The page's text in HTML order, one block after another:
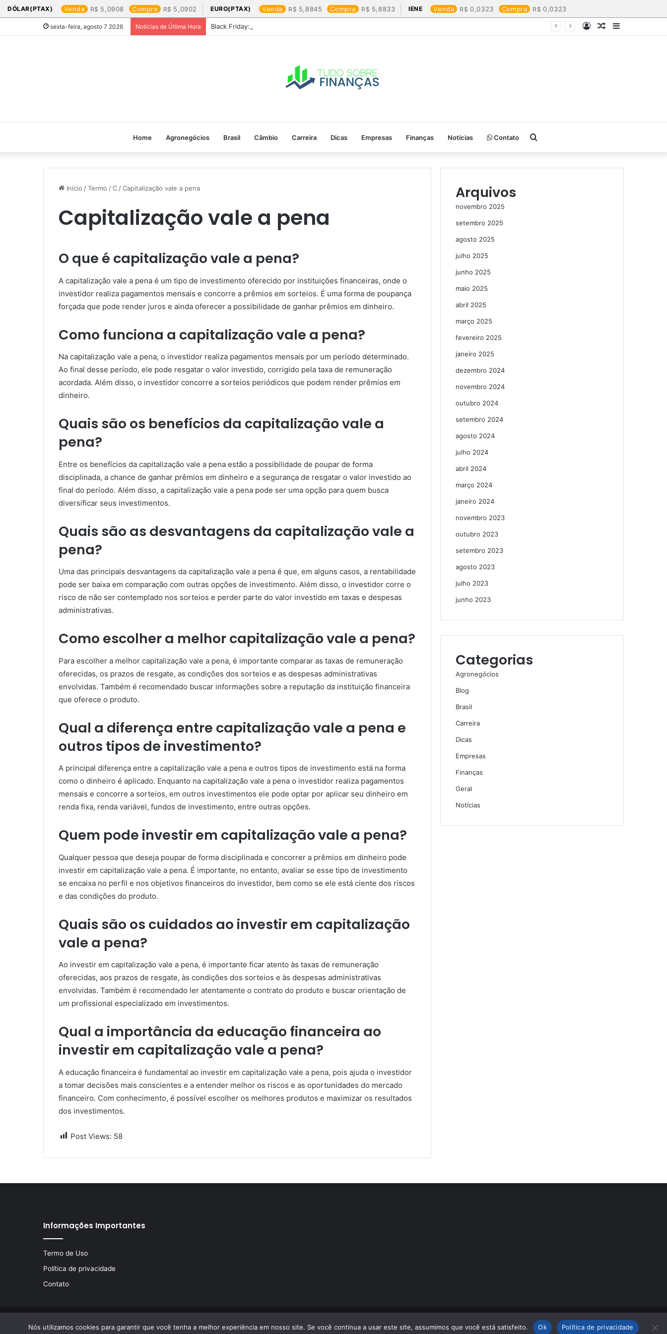
DÓLAR(PTAX) Venda 5,0908 Compra 5,0902 EURO(PTAX) Venda 5,8845 Compra 5,8833 IENE Venda 0,0323 Compra 0,0323
sexta-feira, agosto 7 2026 Notícias de Última Hora Black Friday: os produtos que mais valem a pena
Barra
Artigo
Entrar
Home Agronegócios Brasil Câmbio Carreira Dicas Empresas Finanças Notícias Contato Procurar
por
Início /Termo /C /Capitalização vale a pena
Capitalização vale a pena
O que é capitalização vale a pena?
A capitalização vale a pena é um tipo de investimento oferecido por instituições financeiras, onde o
investidor realiza pagamentos mensais e concorre a prêmios em sorteios. É uma forma de poupança
forçada que pode render juros e ainda oferecer a possibilidade de ganhar prêmios em dinheiro.
Como funciona a capitalização vale a pena?
Na capitalização vale a pena, o investidor realiza pagamentos mensais por um período determinado.
Ao final desse período, ele pode resgatar o valor investido, corrigido pela taxa de remuneração
acordada. Além disso, o investidor concorre a sorteios periódicos que podem render prêmios em
dinheiro.
Quais são os benefícios da capitalização vale a
pena?
Entre os benefícios da capitalização vale a pena estão a possibilidade de poupar de forma
disciplinada, a chance de ganhar prêmios em dinheiro e a segurança de resgatar o valor investido ao
final do período. Além disso, a capitalização vale a pena pode ser uma opção para quem busca
diversificar seus investimentos.
Quais são as desvantagens da capitalização vale a
pena?
Uma das principais desvantagens da capitalização vale a pena é que, em alguns casos, a rentabilidade
pode ser baixa em comparação com outras opções de investimento. Além disso, o investidor corre o
risco de não ser contemplado nos sorteios e perder parte do valor investido em taxas e despesas
administrativas.
Como escolher a melhor capitalização vale a pena?
Para escolher a melhor capitalização vale a pena, é importante comparar as taxas de remuneração
oferecidas, os prazos de resgate, as condições dos sorteios e as despesas administrativas
envolvidas. Também é recomendado buscar informações sobre a reputação da instituição financeira
que oferece o produto.
Qual a diferença entre capitalização vale a pena e
outros tipos de investimento?
A principal diferença entre a capitalização vale a pena e outros tipos de investimento está na forma
como o dinheiro é aplicado. Enquanto na capitalização vale a pena o investidor realiza pagamentos
mensais e concorre a sorteios, em outros investimentos ele pode optar por aplicar seu dinheiro em
renda fixa, renda variável, fundos de investimento, entre outras opções.
Quem pode investir em capitalização vale a pena?
Qualquer pessoa que deseja poupar de forma disciplinada e concorrer a prêmios em dinheiro pode
investir em capitalização vale a pena. É importante, no entanto, avaliar se esse tipo de investimento
se encaixa no perfil e nos objetivos financeiros do investidor, bem como se ele está ciente dos riscos
e das condições do produto.
Quais são os cuidados ao investir em capitalização
vale a pena?
Ao investir em capitalização vale a pena, é importante ficar atento às taxas de remuneração
oferecidas, aos prazos de resgate, às condições dos sorteios e às despesas administrativas
envolvidas. Também é recomendado ler atentamente o contrato do produto e buscar orientação de
um profissional especializado em investimentos.
Qual a importância da educação financeira ao
investir em capitalização vale a pena?
A educação financeira é fundamental ao investir em capitalização vale a pena, pois ajuda o investidor
a tomar decisões mais conscientes e a entender melhor os riscos e as oportunidades do mercado
financeiro. Com conhecimento, é possível escolher os melhores produtos e maximizar os resultados
dos investimentos.
Post Views: 58
Arquivos
novembro 2025
setembro 2025
agosto 2025
julho 2025
junho 2025
maio 2025
abril 2025
março 2025
fevereiro 2025
janeiro 2025
dezembro 2024
novembro 2024
outubro 2024
setembro 2024
agosto 2024
julho 2024
abril 2024
março 2024
janeiro 2024
novembro 2023
outubro 2023
setembro 2023
agosto 2023
julho 2023
junho 2023
Categorias
Agronegócios
Blog
Brasil
Carreira
Dicas
Empresas
Finanças
Geral
Notícias
Informações Importantes
Termo de Uso
Política de privacidade
Contato
© Copyright 2026, Todos os direitos reservados | Desenvolvido por LA Comunicações
Nós utilizamos cookies para garantir que você tenha a melhor experiência em nosso site. Se você continua a usar este site, assumimos que você está satisfeito. Ok Política de privacidade